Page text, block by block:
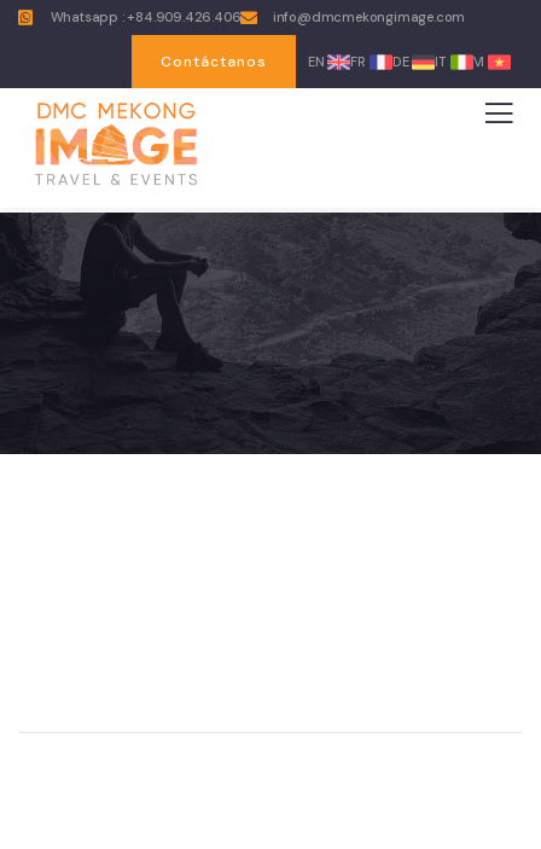
Whatsapp : +84.909.426.406 info@dmcmekongimage.com
Contáctanos EN FR DE IT VI